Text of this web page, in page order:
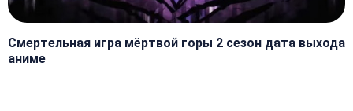
Смертельная игра мёртвой горы 2 сезон дата выхода
аниме